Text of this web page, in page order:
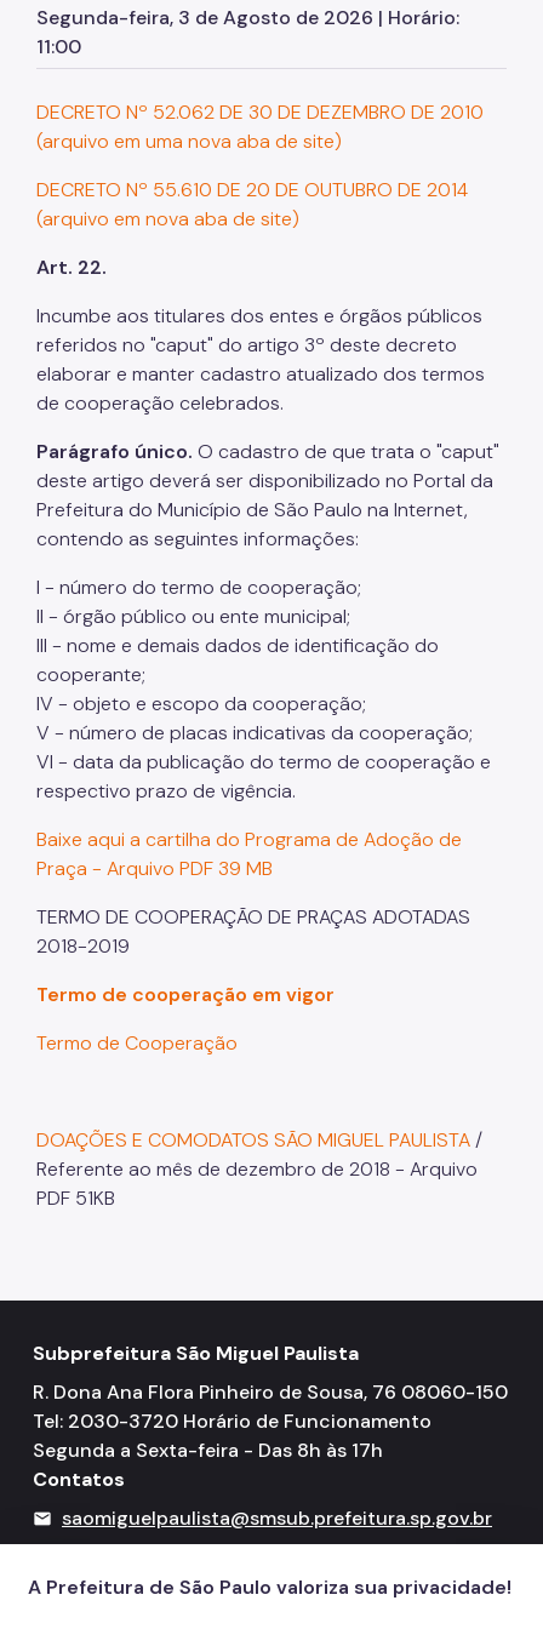
Programa de Metas
Segunda-feira, 3 de Agosto de 2026 | Horário:
11:00
DECRETO Nº 52.062 DE 30 DE DEZEMBRO DE 2010
(arquivo em uma nova aba de site)
DECRETO Nº 55.610 DE 20 DE OUTUBRO DE 2014
(arquivo em nova aba de site)
Art. 22.
Incumbe aos titulares dos entes e órgãos públicos
referidos no "caput" do artigo 3º deste decreto
elaborar e manter cadastro atualizado dos termos
de cooperação celebrados.
Parágrafo único. O cadastro de que trata o "caput"
deste artigo deverá ser disponibilizado no Portal da
Prefeitura do Município de São Paulo na Internet,
contendo as seguintes informações:
I - número do termo de cooperação;
II - órgão público ou ente municipal;
III - nome e demais dados de identificação do
cooperante;
IV - objeto e escopo da cooperação;
V - número de placas indicativas da cooperação;
VI - data da publicação do termo de cooperação e
respectivo prazo de vigência.
Baixe aqui a cartilha do Programa de Adoção de
Praça - Arquivo PDF 39 MB
TERMO DE COOPERAÇÃO DE PRAÇAS ADOTADAS
2018-2019
Termo de cooperação em vigor
Termo de Cooperação
DOAÇÕES E COMODATOS SÃO MIGUEL PAULISTA /
Referente ao mês de dezembro de 2018 - Arquivo
PDF 51KB
Subprefeitura São Miguel Paulista
R. Dona Ana Flora Pinheiro de Sousa, 76 08060-150
Tel: 2030-3720 Horário de Funcionamento
Segunda a Sexta-feira - Das 8h às 17h
Contatos
mail saomiguelpaulista@smsub.prefeitura.sp.gov.br
156
A Prefeitura de São Paulo valoriza sua privacidade!